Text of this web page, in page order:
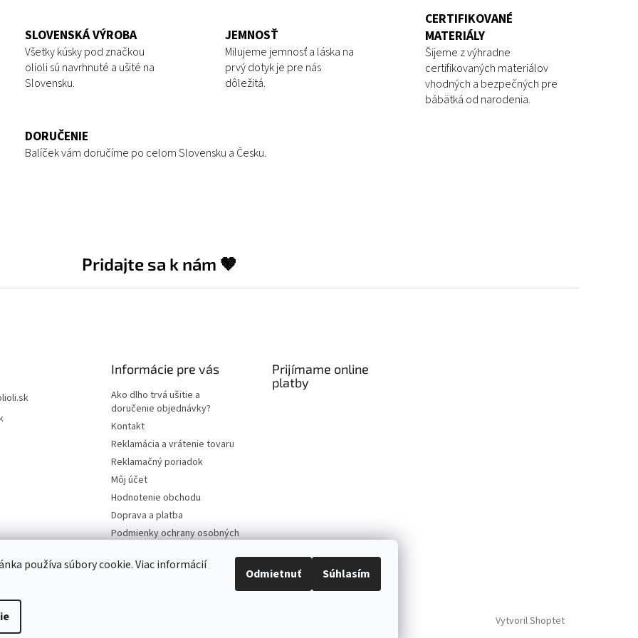
používa súbory cookie. Viac informácií
Odmietnuť Súhlasím
SLOVENSKÁ VÝROBA
Všetky kúsky pod značkou
olioli sú navrhnuté a ušité na
Slovensku.
JEMNOSŤ
Milujeme jemnosť a láska na
prvý dotyk je pre nás
dôležitá.
CERTIFIKOVANÉ
MATERIÁLY
Šijeme z výhradne
certifikovaných materiálov
vhodných a bezpečných pre
bábätká od narodenia.
DORUČENIE
Balíček vám doručíme po celom Slovensku a Česku.
Pridajte sa k nám 🤎
Informácie pre vás
Ako dlho trvá ušitie a
doručenie objednávky?
Kontakt
Reklamácia a vrátenie tovaru
Reklamačný poriadok
Môj účet
Hodnotenie obchodu
Doprava a platba
Podmienky ochrany osobných
Obchodné podmienky
Prijímame online
platby
Vytvoril Shoptet